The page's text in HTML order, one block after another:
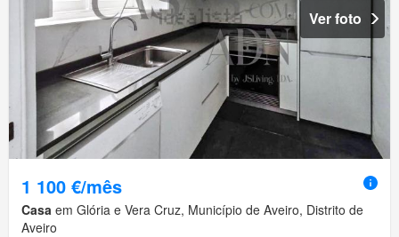
Ver foto
1 100 €/mês
Casa em Glória e Vera Cruz, Município de Aveiro, Distrito de
Aveiro